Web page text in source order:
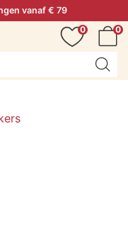
vanaf € 79
0
0